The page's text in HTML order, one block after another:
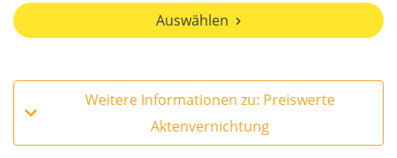
Auswählen
Weitere Informationen zu: Preiswerte
Aktenvernichtung